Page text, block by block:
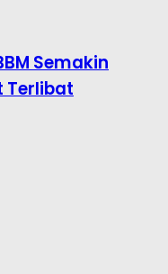
Semakin
Terlibat